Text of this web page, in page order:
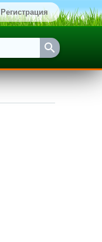
Регистрация